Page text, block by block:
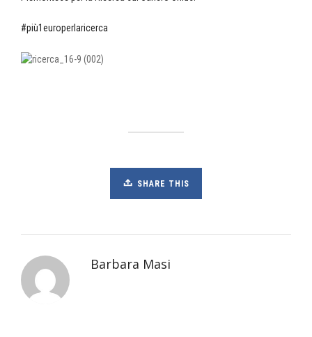
#più1europerlaricerca
SHARE THIS
Barbara Masi